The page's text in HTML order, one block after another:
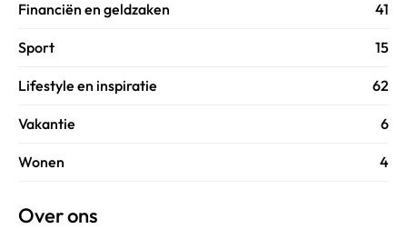
Financiën en geldzaken 41
Sport 15
Lifestyle en inspiratie 62
Vakantie 6
Wonen 4
Over ons